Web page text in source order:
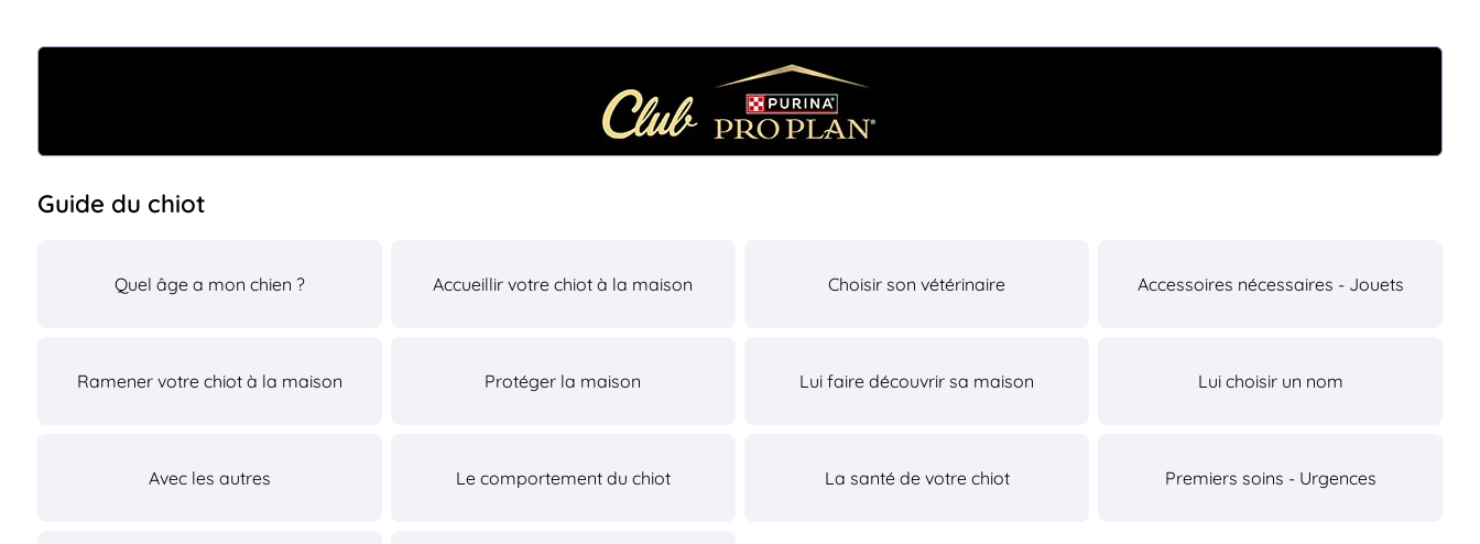
Guide du chiot
Quel âge a mon chien ? Accueillir votre chiot à la maison Choisir son vétérinaire Accessoires nécessaires - Jouets
Ramener votre chiot à la maison Protéger la maison Lui faire découvrir sa maison Lui choisir un nom
Avec les autres Le comportement du chiot La santé de votre chiot Premiers soins - Urgences